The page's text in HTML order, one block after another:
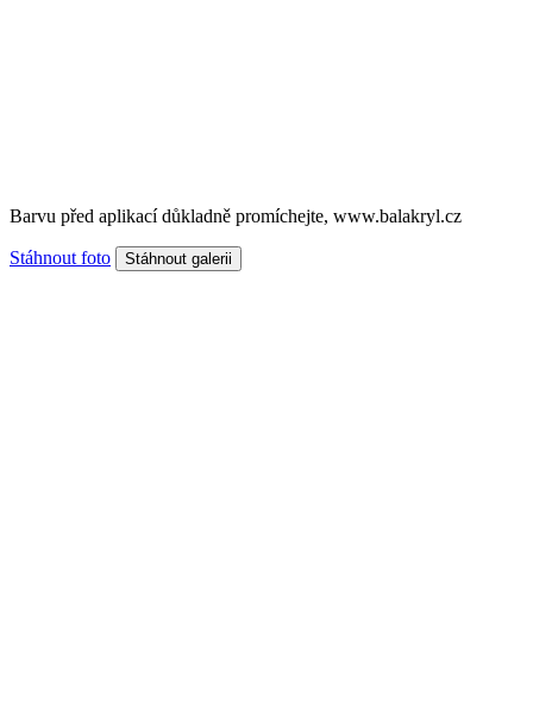
Barvu před aplikací důkladně promíchejte, www.balakryl.cz
Stáhnout foto